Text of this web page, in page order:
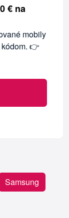
€ na
mobily
👉
Samsung